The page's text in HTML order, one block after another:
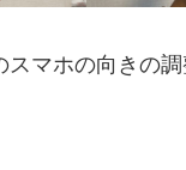
スマホの向きの